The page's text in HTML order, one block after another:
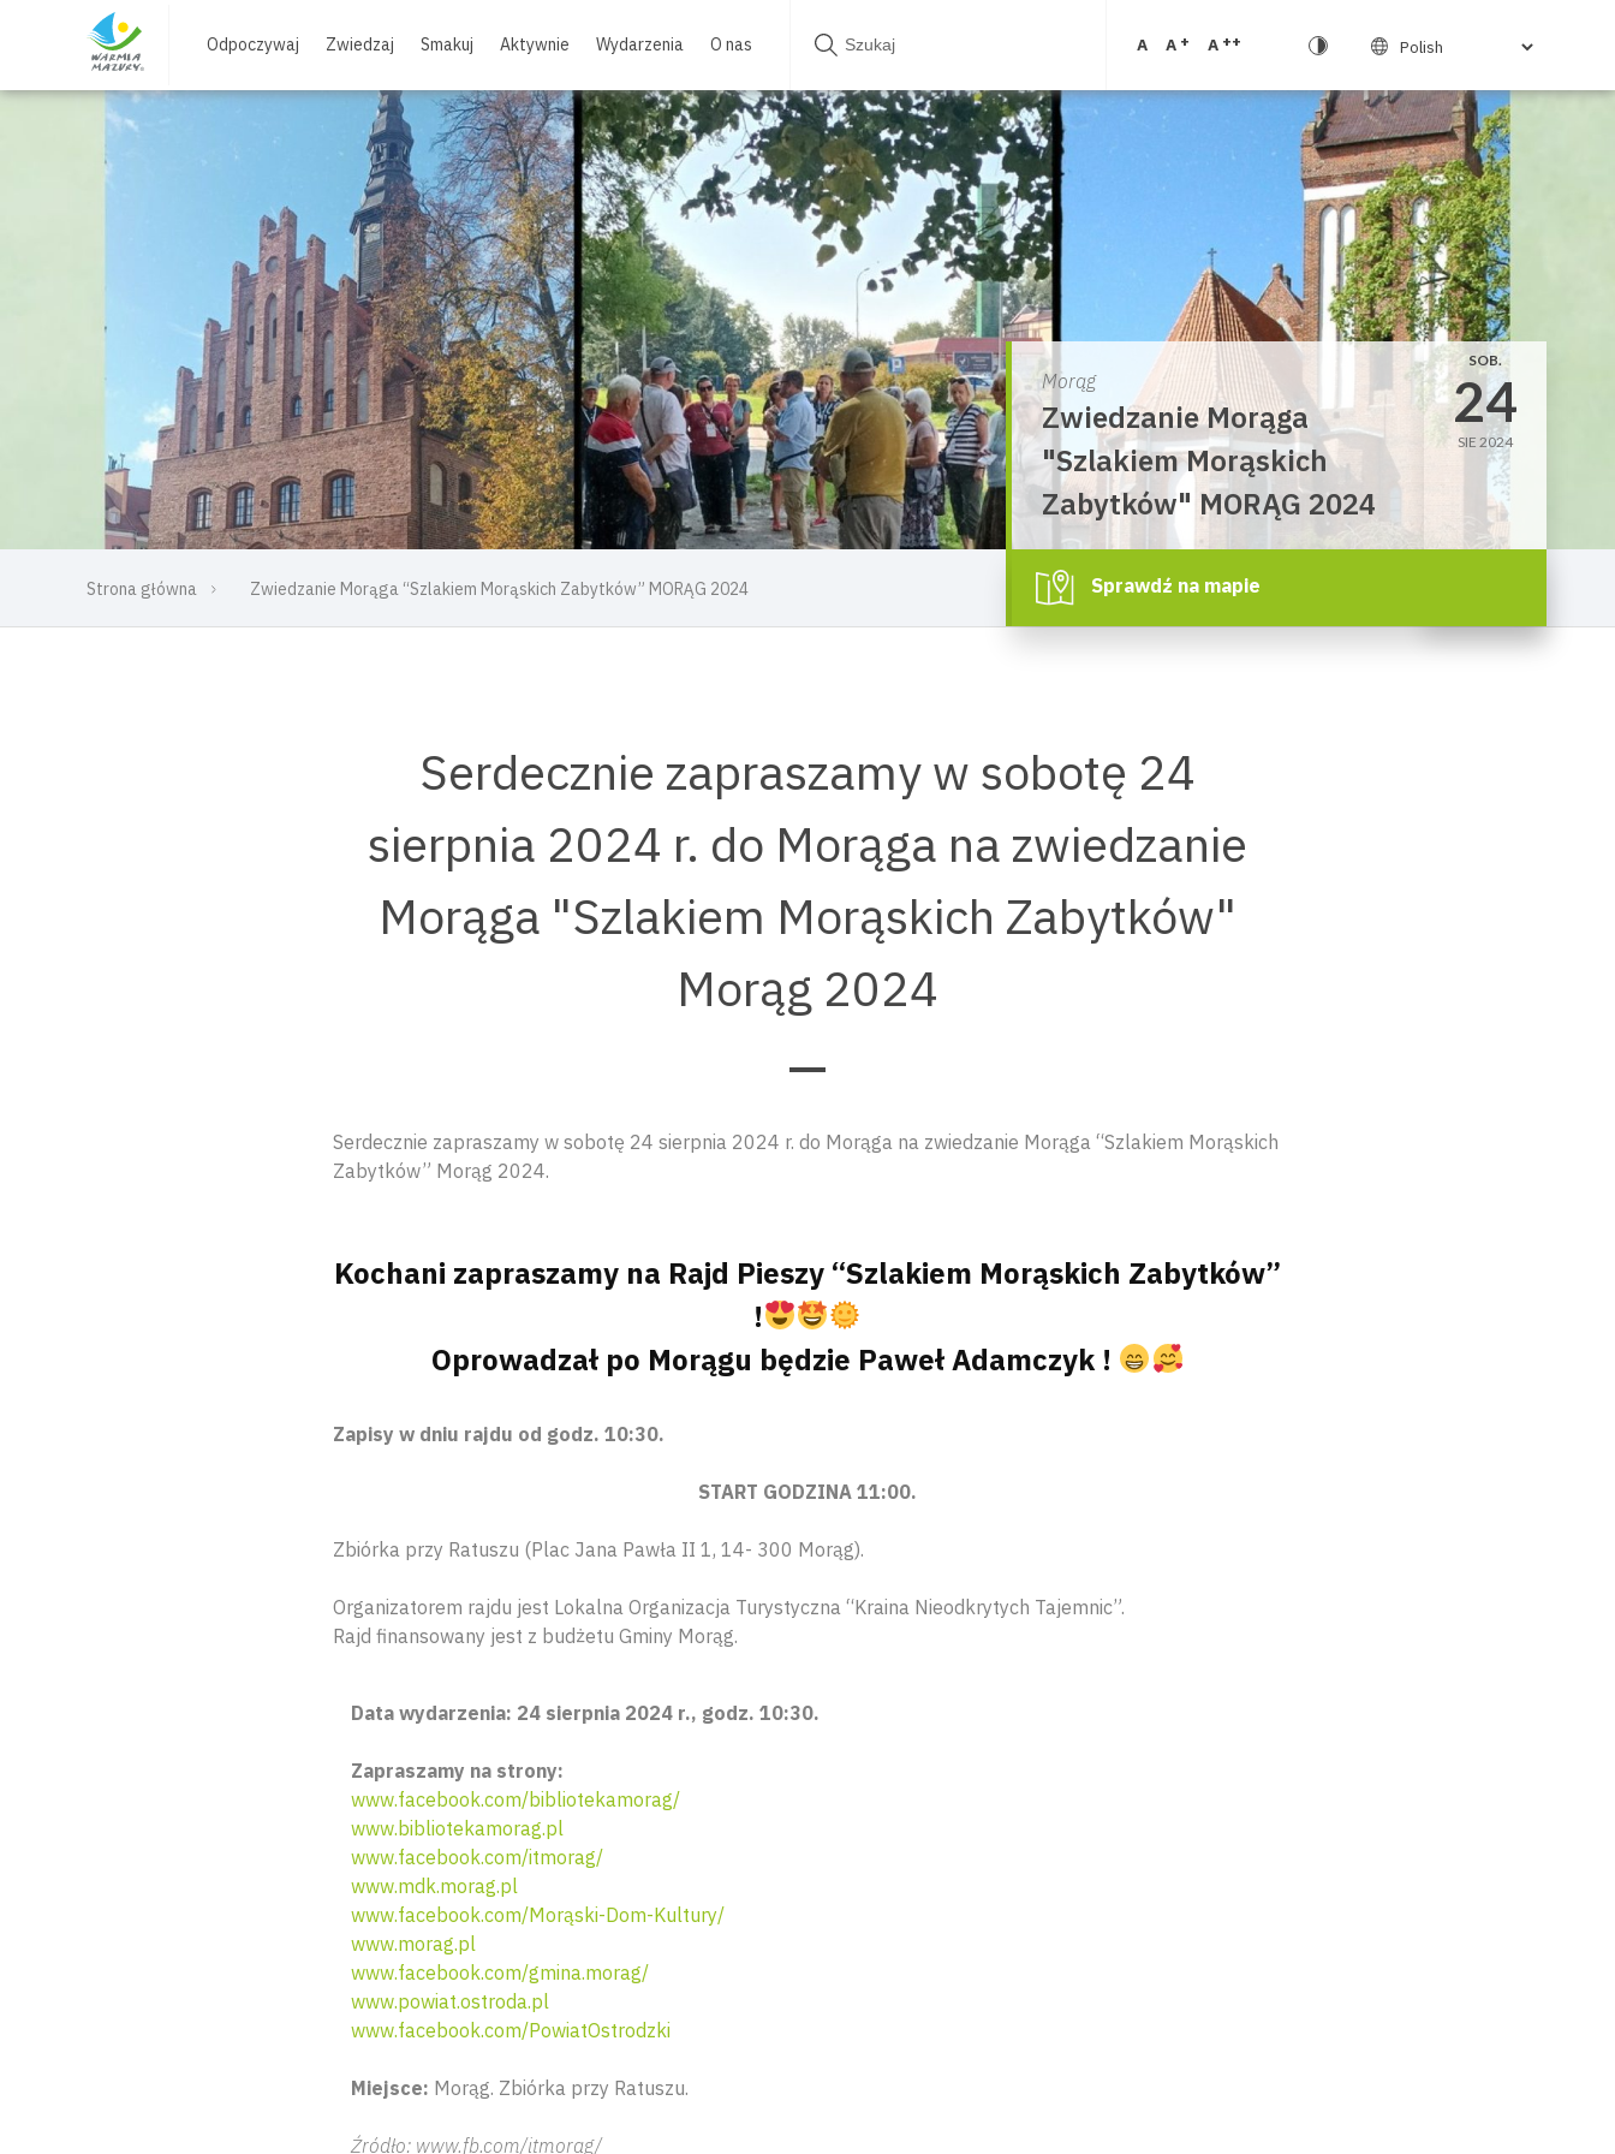
Odpoczywaj Zwiedzaj Smakuj Aktywnie Wydarzenia O nas A A + A ++
Strona główna Zwiedzanie Morąga “Szlakiem Morąskich Zabytków” MORĄG 2024
Morąg
Zwiedzanie Morąga
"Szlakiem Morąskich
Zabytków" MORĄG 2024
SOB.
24
SIE 2024
Sprawdź na mapie
Serdecznie zapraszamy w sobotę 24
sierpnia 2024 r. do Morąga na zwiedzanie
Morąga "Szlakiem Morąskich Zabytków"
Morąg 2024
Serdecznie zapraszamy w sobotę 24 sierpnia 2024 r. do Morąga na zwiedzanie Morąga “Szlakiem Morąskich
Zabytków” Morąg 2024.
Kochani zapraszamy na Rajd Pieszy “Szlakiem Morąskich Zabytków”
!
Oprowadzał po Morągu będzie Paweł Adamczyk !
Zapisy w dniu rajdu od godz. 10:30.
START GODZINA 11:00.
Zbiórka przy Ratuszu (Plac Jana Pawła II 1, 14- 300 Morąg).
Organizatorem rajdu jest Lokalna Organizacja Turystyczna “Kraina Nieodkrytych Tajemnic”.
Rajd finansowany jest z budżetu Gminy Morąg.
Data wydarzenia: 24 sierpnia 2024 r., godz. 10:30.
Zapraszamy na strony:
www.facebook.com/bibliotekamorag/
www.bibliotekamorag.pl
www.facebook.com/itmorag/
www.mdk.morag.pl
www.facebook.com/Morąski-Dom-Kultury/
www.morag.pl
www.facebook.com/gmina.morag/
www.powiat.ostroda.pl
www.facebook.com/PowiatOstrodzki
Miejsce: Morąg. Zbiórka przy Ratuszu.
Źródło: www.fb.com/itmorag/